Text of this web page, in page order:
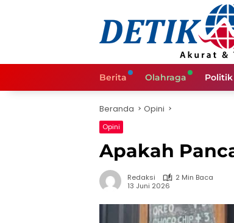
Berita Olahraga Politik
Beranda Opini
Opini
Apakah
Redaksi
2 Min Baca
13 Juni 2026